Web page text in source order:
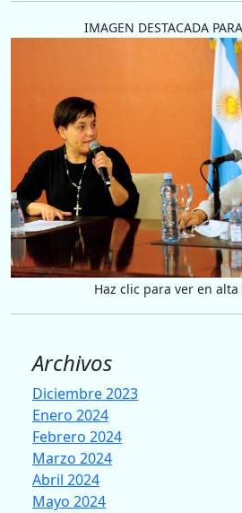
IMAGEN DESTACADA
Haz clic para ver en
Archivos
Diciembre 2023
Enero 2024
Febrero 2024
Marzo 2024
Abril 2024
Mayo 2024